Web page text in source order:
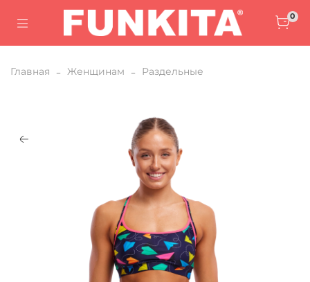
0
Главная Женщинам Раздельные